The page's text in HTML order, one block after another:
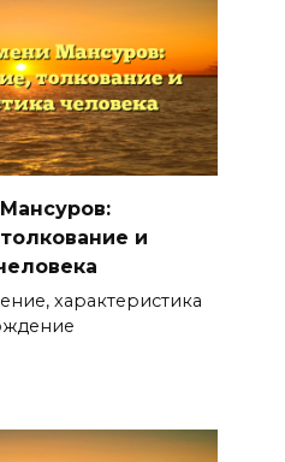
и
характеристика